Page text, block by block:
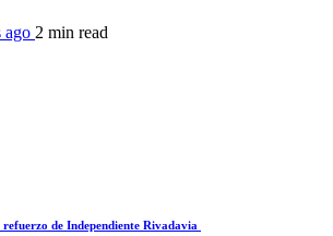
ago 2 min read
de Independiente Rivadavia